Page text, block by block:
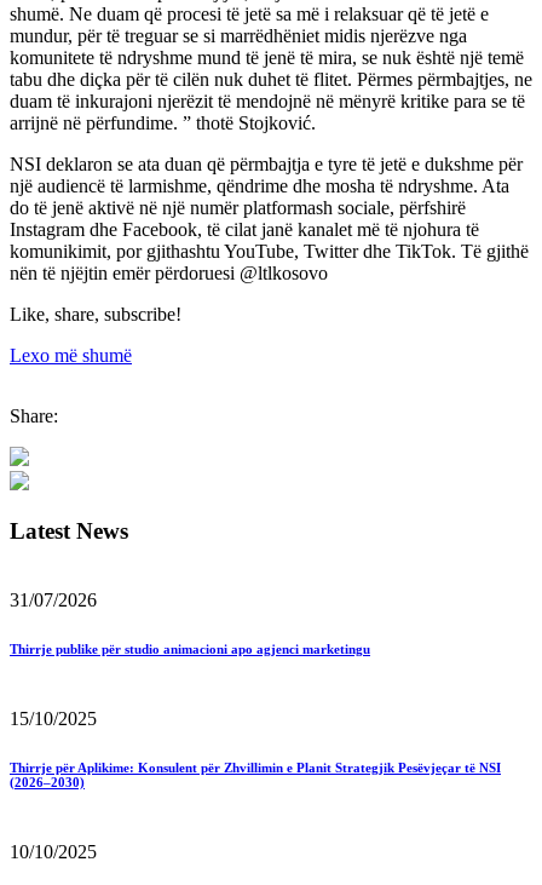
shumë. Ne duam që procesi të jetë sa më i relaksuar që të jetë e
mundur, për të treguar se si marrëdhëniet midis njerëzve nga
komunitete të ndryshme mund të jenë të mira, se nuk është një temë
tabu dhe diçka për të cilën nuk duhet të flitet. Përmes përmbajtjes, ne
duam të inkurajoni njerëzit të mendojnë në mënyrë kritike para se të
arrijnë në përfundime. ” thotë Stojković.
NSI deklaron se ata duan që përmbajtja e tyre të jetë e dukshme për
një audiencë të larmishme, qëndrime dhe mosha të ndryshme. Ata
do të jenë aktivë në një numër platformash sociale, përfshirë
Instagram dhe Facebook, të cilat janë kanalet më të njohura të
komunikimit, por gjithashtu YouTube, Twitter dhe TikTok. Të gjithë
nën të njëjtin emër përdoruesi @ltlkosovo
Like, share, subscribe!
Lexo më shumë
Share:
Latest News
31/07/2026
Thirrje publike për studio animacioni apo agjenci marketingu
15/10/2025
Thirrje për Aplikime: Konsulent për Zhvillimin e Planit Strategjik Pesëvjeçar të NSI
(2026–2030)
10/10/2025